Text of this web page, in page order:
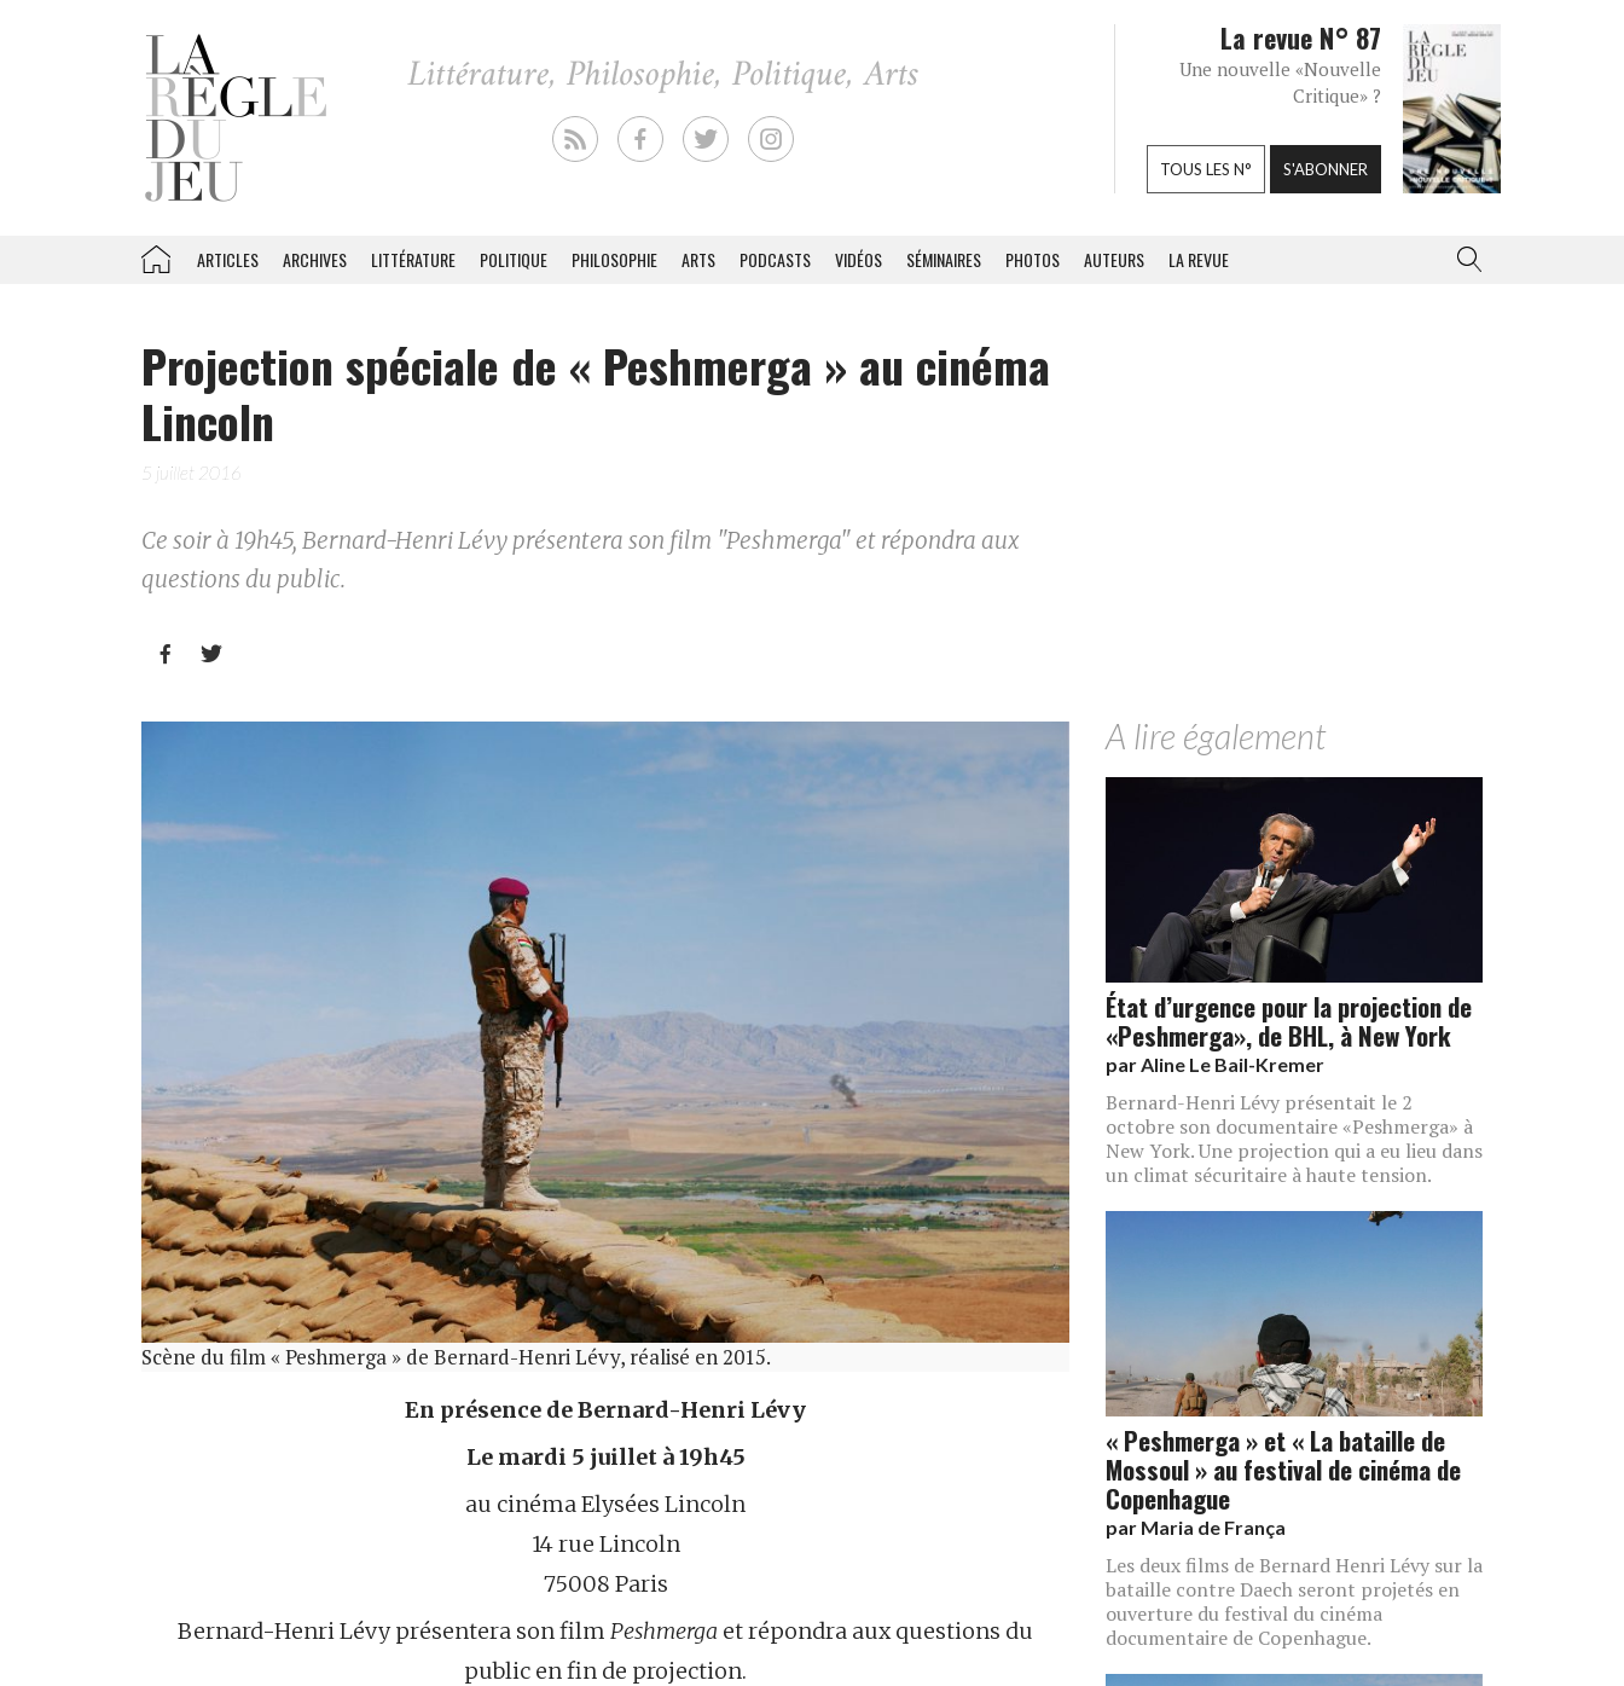
La revue N° 87
Une nouvelle «Nouvelle
Critique» ?
TOUS LES N° S'ABONNER
ARTICLES ARCHIVES LITTÉRATURE POLITIQUE PHILOSOPHIE ARTS PODCASTS VIDÉOS SÉMINAIRES PHOTOS AUTEURS LA REVUE
Projection spéciale de « Peshmerga » au cinéma
Lincoln
5 juillet 2016
Ce soir à 19h45, Bernard-Henri Lévy présentera son film "Peshmerga" et répondra aux
questions du public.
 
Scène du film « Peshmerga » de Bernard-Henri Lévy, réalisé en 2015.
En présence de Bernard-Henri Lévy
Le mardi 5 juillet à 19h45
au cinéma Elysées Lincoln
14 rue Lincoln
75008 Paris
Bernard-Henri Lévy présentera son film Peshmerga et répondra aux questions du
public en fin de projection.
A lire également
État d’urgence pour la projection de
«Peshmerga», de BHL, à New York
parAline Le Bail-Kremer
Bernard-Henri Lévy présentait le 2
octobre son documentaire «Peshmerga» à
New York. Une projection qui a eu lieu dans
un climat sécuritaire à haute tension.
« Peshmerga » et « La bataille de
Mossoul » au festival de cinéma de
Copenhague
par Maria de França
Les deux films de Bernard Henri Lévy sur la
bataille contre Daech seront projetés en
ouverture du festival du cinéma
documentaire de Copenhague.